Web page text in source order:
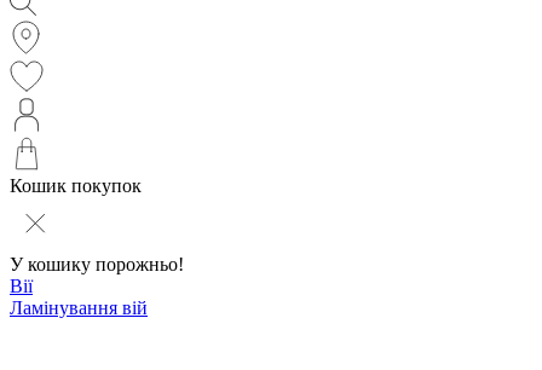
Кошик покупок
У кошику порожньо!
Вії
Ламінування вій